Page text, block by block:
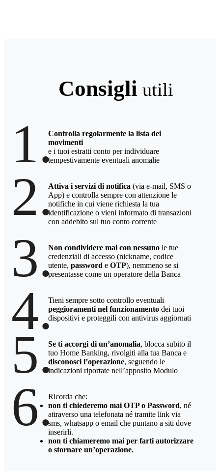
Consigli utili
1.Controlla regolarmente la lista dei
movimenti
e i tuoi estratti conto per individuare
tempestivamente eventuali anomalie
2.Attiva i servizi di notifica (via e-mail, SMS o
App) e controlla sempre con attenzione le
notifiche in cui viene richiesta la tua
identificazione o vieni informato di transazioni
con addebito sul tuo conto corrente
3.Non condividere mai con nessuno le tue
credenziali di accesso (nickname, codice
utente, password e OTP), nemmeno se si
presentasse come un operatore della Banca
4.Tieni sempre sotto controllo eventuali
peggioramenti nel funzionamento dei tuoi
dispositivi e proteggili con antivirus aggiornati
5.Se ti accorgi di un’anomalia, blocca subito il
tuo Home Banking, rivolgiti alla tua Banca e
disconosci l’operazione, seguendo le
indicazioni riportate nell’apposito Modulo
6.Ricorda che:
non ti chiederemo mai OTP o Password, né
attraverso una telefonata né tramite link via
sms, whatsapp o email che puntano a siti dove
inserirli.
non ti chiameremo mai per farti autorizzare
o stornare un’operazione.